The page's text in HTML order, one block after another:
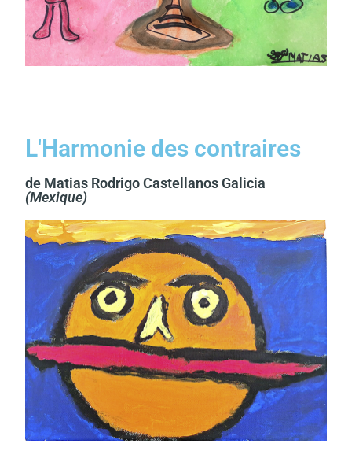
L'Harmonie des contraires
de Matias Rodrigo Castellanos Galicia
(Mexique)